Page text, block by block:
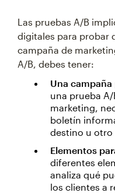
Las pruebas A/B
digitales para probar
campaña de
A/B, debes tener:
Una
una prueba
marketing,
boletín
destino u otro
Elementos
diferentes
analiza qué
los clientes a